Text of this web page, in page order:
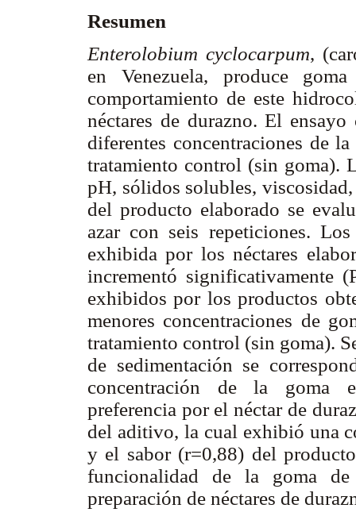
Resumen
Enterolobium cyclocarpum,
en Venezuela, produce
comportamiento de este
néctares de durazno. El
diferentes concentraciones de
tratamiento control (sin goma).
pH, sólidos solubles,
del producto elaborado se
azar con seis repeticiones.
exhibida por los néctares
incrementó significativamente
exhibidos por los productos
menores concentraciones de
tratamiento control (sin goma).
de sedimentación se
concentración de la goma
preferencia por el néctar de
del aditivo, la cual exhibió una
y el sabor (r=0,88) del
funcionalidad de la goma
preparación de néctares de